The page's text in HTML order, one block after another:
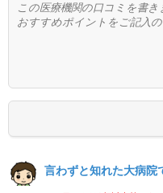
言わずと知れた大病院